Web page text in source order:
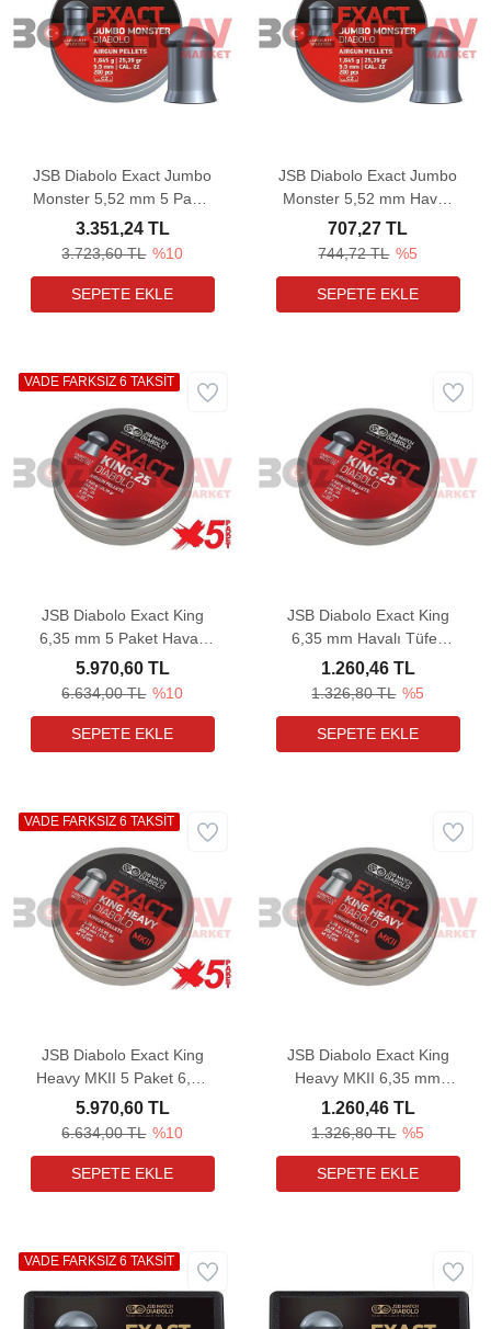
JSB Diabolo Exact Jumbo
Monster 5,52 mm 5 Paket
Havalı Tüfek Saçması
(25,39 Grain - 1000 Adet)
3.723,60 TL %10
3.351,24 TL
JSB Diabolo Exact Jumbo
Monster 5,52 mm Havalı
Tüfek Saçması (25,39
Grain - 200 Adet)
744,72 TL %5
707,27 TL
JSB Diabolo Exact King
6,35 mm 5 Paket Havalı
Tüfek Saçması (25,39
Grain - 1750 Adet)
6.634,00 TL %10
5.970,60 TL
VADE FARKSIZ 6 TAKSİT
JSB Diabolo Exact King
6,35 mm Havalı Tüfek
Saçması (25,39 Grain -
350 Adet)
1.326,80 TL %5
1.260,46 TL
JSB Diabolo Exact King
Heavy MKII 5 Paket 6,35
mm Havalı Tüfek Saçması
(33,95 Grain - 1500 Adet)
6.634,00 TL %10
5.970,60 TL
VADE FARKSIZ 6 TAKSİT
JSB Diabolo Exact King
Heavy MKII 6,35 mm
Havalı Tüfek Saçması
(33,95 Grain - 300 Adet)
1.326,80 TL %5
1.260,46 TL
VADE FARKSIZ 6 TAKSİT